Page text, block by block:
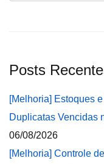
Posts
[Melhoria] Estoques
Duplicatas Vencidas
06/08/2026
[Melhoria] Controle